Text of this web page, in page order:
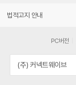
법적고지 안내
PC버전
(주) 커넥트웨이브